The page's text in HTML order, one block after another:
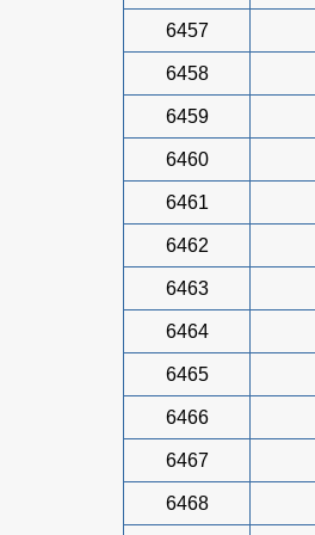
6457
6458
6459
6460
6461
6462
6463
6464
6465
6466
6467
6468